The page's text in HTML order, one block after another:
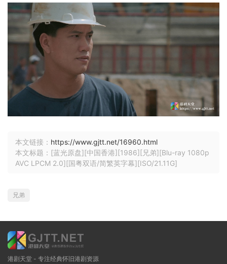
本文链接： https://www.gjtt.net/16960.html
本文标题：[蓝光原盘][中国香港][1986][兄弟][Blu-ray 1080p
AVC LPCM 2.0][国粤双语/简繁英字幕][ISO/21.11G]
兄弟
港剧天堂 - 专注经典怀旧港剧资源